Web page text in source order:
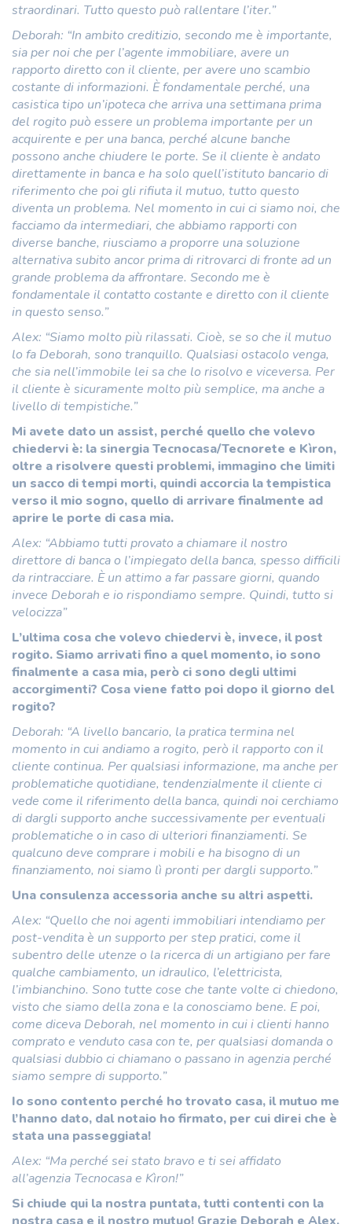
straordinari. Tutto questo può rallentare l’iter.”
Deborah: “In ambito creditizio, secondo me è importante,
sia per noi che per l’agente immobiliare, avere un
rapporto diretto con il cliente, per avere uno scambio
costante di informazioni. È fondamentale perché, una
casistica tipo un’ipoteca che arriva una settimana prima
del rogito può essere un problema importante per un
acquirente e per una banca, perché alcune banche
possono anche chiudere le porte. Se il cliente è andato
direttamente in banca e ha solo quell’istituto bancario di
riferimento che poi gli rifiuta il mutuo, tutto questo
diventa un problema. Nel momento in cui ci siamo noi, che
facciamo da intermediari, che abbiamo rapporti con
diverse banche, riusciamo a proporre una soluzione
alternativa subito ancor prima di ritrovarci di fronte ad un
grande problema da affrontare. Secondo me è
fondamentale il contatto costante e diretto con il cliente
in questo senso.”
Alex: “Siamo molto più rilassati. Cioè, se so che il mutuo
lo fa Deborah, sono tranquillo. Qualsiasi ostacolo venga,
che sia nell’immobile lei sa che lo risolvo e viceversa. Per
il cliente è sicuramente molto più semplice, ma anche a
livello di tempistiche.”
Mi avete dato un assist, perché quello che volevo
chiedervi è: la sinergia Tecnocasa/Tecnorete e Kìron,
oltre a risolvere questi problemi, immagino che limiti
un sacco di tempi morti, quindi accorcia la tempistica
verso il mio sogno, quello di arrivare finalmente ad
aprire le porte di casa mia.
Alex: “Abbiamo tutti provato a chiamare il nostro
direttore di banca o l’impiegato della banca, spesso difficili
da rintracciare. È un attimo a far passare giorni, quando
invece Deborah e io rispondiamo sempre. Quindi, tutto si
velocizza”
L’ultima cosa che volevo chiedervi è, invece, il post
rogito. Siamo arrivati fino a quel momento, io sono
finalmente a casa mia, però ci sono degli ultimi
accorgimenti? Cosa viene fatto poi dopo il giorno del
rogito?
Deborah: “A livello bancario, la pratica termina nel
momento in cui andiamo a rogito, però il rapporto con il
cliente continua. Per qualsiasi informazione, ma anche per
problematiche quotidiane, tendenzialmente il cliente ci
vede come il riferimento della banca, quindi noi cerchiamo
di dargli supporto anche successivamente per eventuali
problematiche o in caso di ulteriori finanziamenti. Se
qualcuno deve comprare i mobili e ha bisogno di un
finanziamento, noi siamo lì pronti per dargli supporto.”
Una consulenza accessoria anche su altri aspetti.
Alex: “Quello che noi agenti immobiliari intendiamo per
post-vendita è un supporto per step pratici, come il
subentro delle utenze o la ricerca di un artigiano per fare
qualche cambiamento, un idraulico, l’elettricista,
l’imbianchino. Sono tutte cose che tante volte ci chiedono,
visto che siamo della zona e la conosciamo bene. E poi,
come diceva Deborah, nel momento in cui i clienti hanno
comprato e venduto casa con te, per qualsiasi domanda o
qualsiasi dubbio ci chiamano o passano in agenzia perché
siamo sempre di supporto.”
Io sono contento perché ho trovato casa, il mutuo me
l’hanno dato, dal notaio ho firmato, per cui direi che è
stata una passeggiata!
Alex: “Ma perché sei stato bravo e ti sei affidato
all’agenzia Tecnocasa e Kìron!”
Si chiude qui la nostra puntata, tutti contenti con la